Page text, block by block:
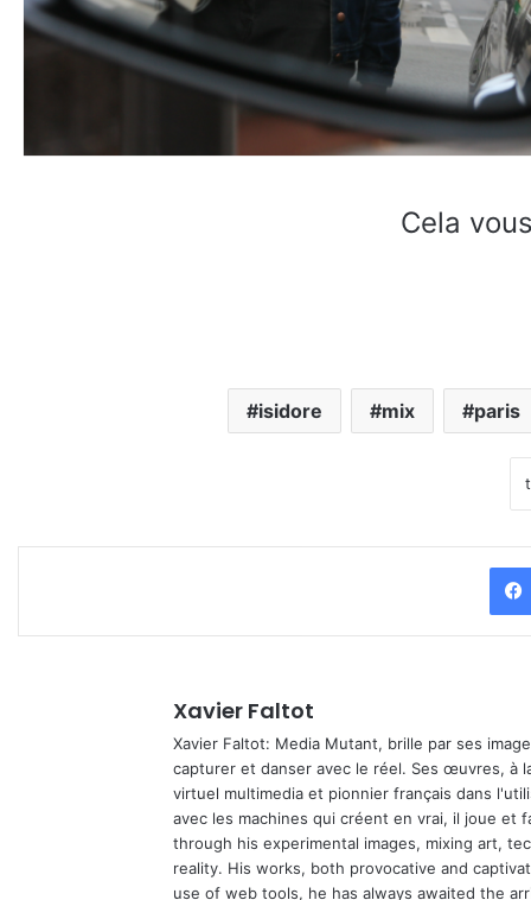
Cela
isidore mix paris
Xavier Faltot
Xavier Faltot: Media Mutant, brille par ses
capturer et danser avec le réel. Ses œuvres, à
virtuel multimedia et pionnier français dans
avec les machines qui créent en vrai, il joue et
through his experimental images, mixing art,
reality. His works, both provocative and
use of web tools, he has always awaited the